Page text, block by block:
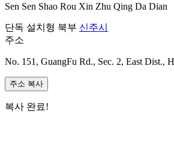
Sen Sen Shao Rou Xin Zhu Qing Da Dian
단독 설치형 북부 신주시
주소
No. 151, GuangFu Rd., Sec. 2, East Dist.,
주소 복사
복사 완료!